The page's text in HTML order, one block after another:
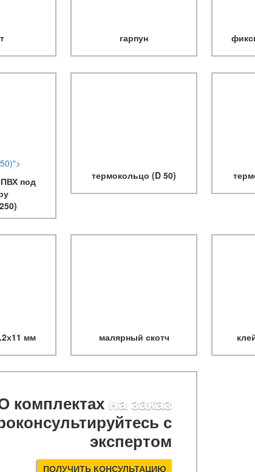
гарпун
под
термокольцо (D 50)
мм малярный скотч
комплектах на заказ
с
экспертом
ПОЛУЧИТЬ КОНСУЛЬТАЦИЮ